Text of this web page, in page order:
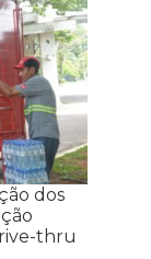
dos
thru